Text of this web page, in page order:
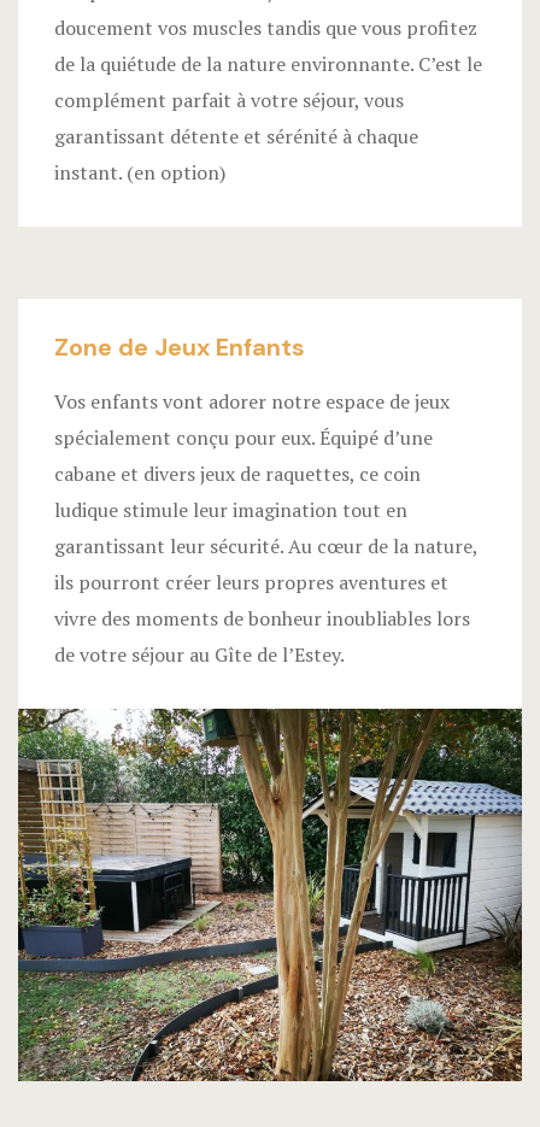
doucement vos muscles tandis que vous profitez
de la quiétude de la nature environnante. C’est le
complément parfait à votre séjour, vous
garantissant détente et sérénité à chaque
instant. (en option)
Zone de Jeux Enfants
Vos enfants vont adorer notre espace de jeux
spécialement conçu pour eux. Équipé d’une
cabane et divers jeux de raquettes, ce coin
ludique stimule leur imagination tout en
garantissant leur sécurité. Au cœur de la nature,
ils pourront créer leurs propres aventures et
vivre des moments de bonheur inoubliables lors
de votre séjour au Gîte de l’Estey.